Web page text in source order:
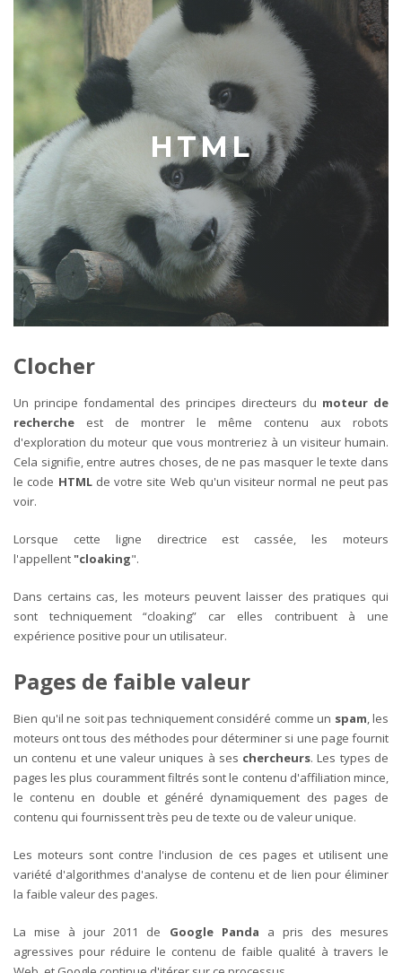
HTML
Clocher
Un principe fondamental des principes directeurs du moteur de
recherche est de montrer le même contenu aux robots
d'exploration du moteur que vous montreriez à un visiteur humain.
Cela signifie, entre autres choses, de ne pas masquer le texte dans
le code HTMLde votre site Web qu'un visiteur normal ne peut pas
voir.
Lorsque cette ligne directrice est cassée, les moteurs
l'appellent "cloaking".
Dans certains cas, les moteurs peuvent laisser des pratiques qui
sont techniquement “cloaking” car elles contribuent à une
expérience positive pour un utilisateur.
Pages de faible valeur
Bien qu'il ne soit pas techniquement considéré comme un spam, les
moteurs ont tous des méthodes pour déterminer si une page fournit
un contenu et une valeur uniques à ses chercheurs. Les types de
pages les plus couramment filtrés sont le contenu d'affiliation mince,
le contenu en double et généré dynamiquement des pages de
contenu qui fournissent très peu de texte ou de valeur unique.
Les moteurs sont contre l'inclusion de ces pages et utilisent une
variété d'algorithmes d'analyse de contenu et de lien pour éliminer
la faible valeur des pages.
La mise à jour 2011 de Google Panda a pris des mesures
agressives pour réduire le contenu de faible qualité à travers le